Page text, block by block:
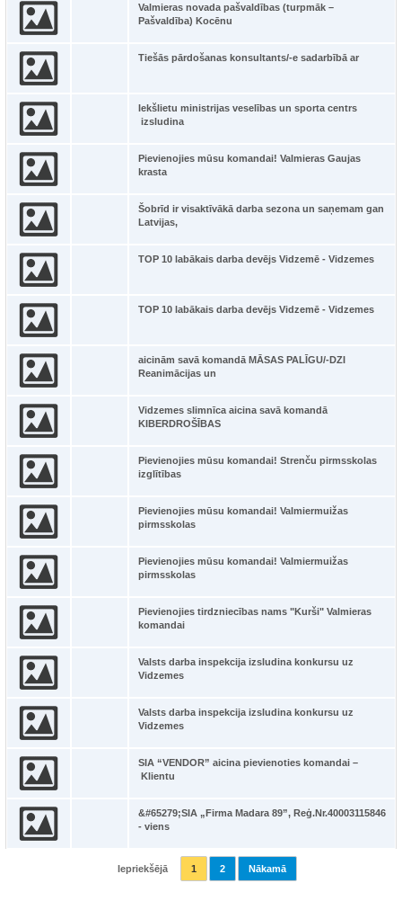
Valmieras novada pašvaldības (turpmāk –
Pašvaldība) Kocēnu
Tiešās pārdošanas konsultants/-e sadarbībā ar
Iekšlietu ministrijas veselības un sporta centrs
izsludina
Pievienojies mūsu komandai! Valmieras Gaujas
krasta
Šobrīd ir visaktīvākā darba sezona un saņemam gan
Latvijas,
TOP 10 labākais darba devējs Vidzemē - Vidzemes
TOP 10 labākais darba devējs Vidzemē - Vidzemes
aicinām savā komandā MĀSAS PALĪGU/-DZI
Reanimācijas un
Vidzemes slimnīca aicina savā komandā
KIBERDROŠĪBAS
Pievienojies mūsu komandai! Strenču pirmsskolas
izglītības
Pievienojies mūsu komandai! Valmiermuižas
pirmsskolas
Pievienojies mūsu komandai! Valmiermuižas
pirmsskolas
Pievienojies tirdzniecības nams "Kurši" Valmieras
komandai
Valsts darba inspekcija izsludina konkursu uz
Vidzemes
Valsts darba inspekcija izsludina konkursu uz
Vidzemes
SIA “VENDOR” aicina pievienoties komandai –
Klientu
&#65279;SIA „Firma Madara 89”, Reģ.Nr.40003115846
- viens
Iepriekšējā 1 2 Nākamā